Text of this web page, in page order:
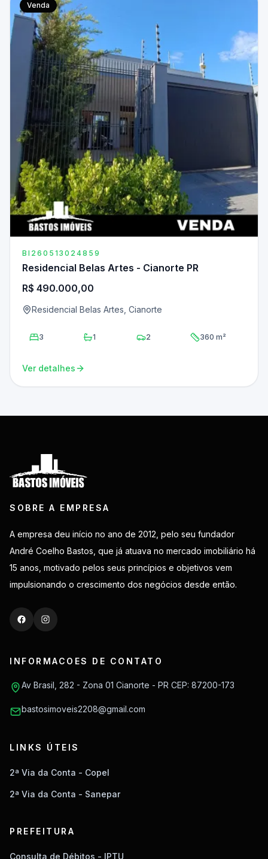
Venda
BI260513024859
Residencial Belas Artes - Cianorte PR
R$ 490.000,00
Residencial Belas Artes, Cianorte
3 1 2 360 m²
Ver detalhes
SOBRE A EMPRESA
A empresa deu início no ano de 2012, pelo seu fundador
André Coelho Bastos, que já atuava no mercado imobiliário há
15 anos, motivado pelos seus princípios e objetivos vem
impulsionando o crescimento dos negócios desde então.
INFORMACOES DE CONTATO
Av Brasil, 282 - Zona 01 Cianorte - PR CEP: 87200-173
bastosimoveis2208@gmail.com
LINKS ÚTEIS
2ª Via da Conta - Copel
2ª Via da Conta - Sanepar
PREFEITURA
Consulta de Débitos - IPTU